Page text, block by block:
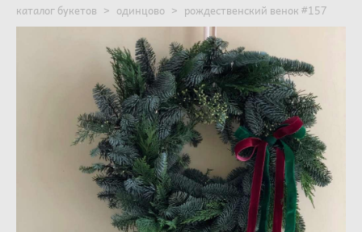
каталог букетов > одинцово > рождественский венок #157